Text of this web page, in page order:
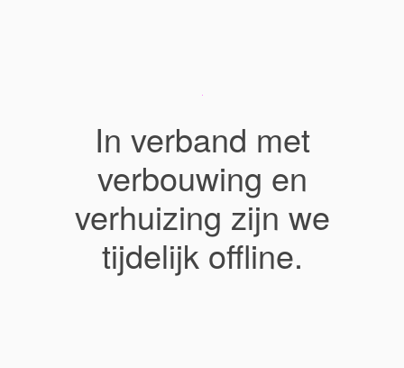
In verband met
verbouwing en
verhuizing zijn we
tijdelijk offline.